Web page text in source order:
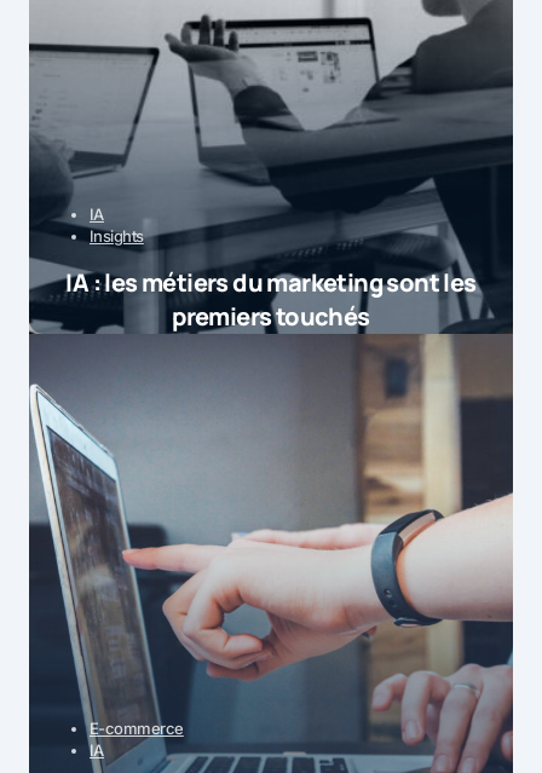
IA
Insights
IA : les métiers du marketing sont les
premiers touchés
E-commerce
IA